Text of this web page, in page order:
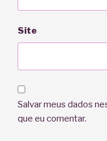
Site
Salvar meus dados
que eu comentar.